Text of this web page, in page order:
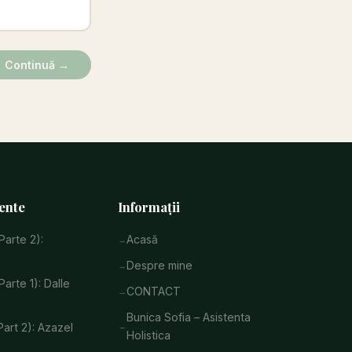
Continuă →
2):
1): Dalle
2): Azazel
Informații
Acasă
Despre mine
CONTACT
Bunica Sofia – Asistenta
Holistica